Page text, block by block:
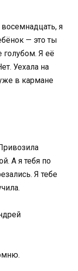
я
— это ты
голубом. Я её
Уехала на
в кармане
А я тебя по
Я тебе